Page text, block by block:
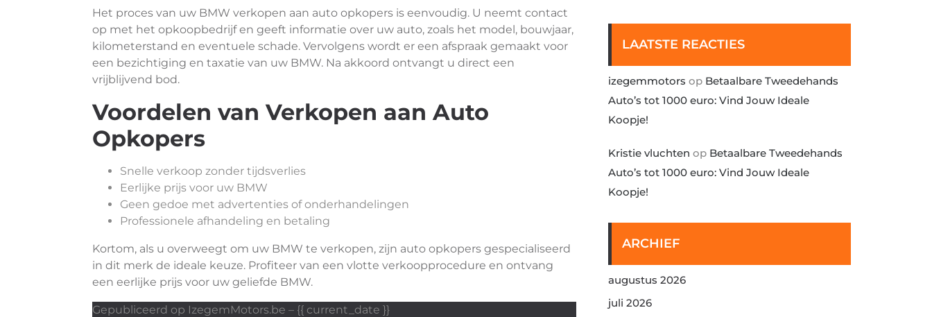
Het proces van uw BMW verkopen aan auto opkopers is eenvoudig. U neemt contact
op met het opkoopbedrijf en geeft informatie over uw auto, zoals het model, bouwjaar,
kilometerstand en eventuele schade. Vervolgens wordt er een afspraak gemaakt voor
een bezichtiging en taxatie van uw BMW. Na akkoord ontvangt u direct een
vrijblijvend bod.
Voordelen van Verkopen aan Auto
Opkopers
Snelle verkoop zonder tijdsverlies
Eerlijke prijs voor uw BMW
Geen gedoe met advertenties of onderhandelingen
Professionele afhandeling en betaling
Kortom, als u overweegt om uw BMW te verkopen, zijn auto opkopers gespecialiseerd
in dit merk de ideale keuze. Profiteer van een vlotte verkoopprocedure en ontvang
een eerlijke prijs voor uw geliefde BMW.
Gepubliceerd op IzegemMotors.be – {{ current_date }}
LAATSTE REACTIES
izegemmotors op Betaalbare Tweedehands
Auto’s tot 1000 euro: Vind Jouw Ideale
Koopje!
Kristie vluchten op Betaalbare Tweedehands
Auto’s tot 1000 euro: Vind Jouw Ideale
Koopje!
ARCHIEF
augustus 2026
juli 2026